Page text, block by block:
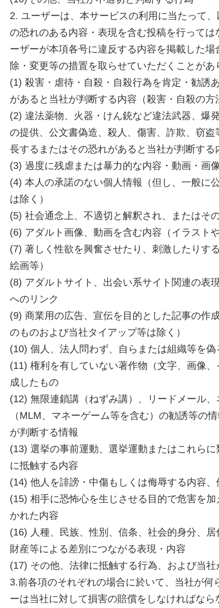
2. ユーザーは、本サービスの利用に当たって
の恐れのある内容・表現を含む投稿を行って
ーザーが本項各号に違反する内容を掲載した
除・変更等の措置を取らせていただくことがあ
(1) 殺害・虐待・自殺・自殺行為を肯定・勧誘
があると当社が判断する内容（殺害・自殺の
(2) 違法薬物、火器・けん銃など違法武器、爆
の提供、公文書偽造、殺人、傷害、詐欺、窃
長するまたはその恐れがあると当社が判断する
(3) 過度に残虐または暴力的な内容・動画・画
(4) 本人の承諾のない個人情報（但し、一般に
は除く）
(5) 社会通念上、不適切と解釈され、またはそ
(6) アダルト画像、動画を含む内容（イラスト
(7) 著しく性欲を興奮させたり、刺激したりす
絵画等）
(8) アダルトサイト、出会い系サイト関連の表
へのリンク
(9) 商業用の広告、宣伝を目的とした記事の作
のものおよび当社タイアップ等は除く）
(10) 個人、法人問わず、自らまたは組織等を偽
(11) 権利を有していない著作物（文字、画像
成したもの
(12) 無限連鎖講（ねずみ講）、リードメール
（MLM、マネーゲーム等を含む）の勧誘等の
が判断する情報
(13) 選挙の事前運動、選挙運動またはこれら
に抵触する内容
(14) 他人を誹謗・中傷もしくは侮辱する内容
(15) 相手に恐怖心を生じさせる目的で危害を
かれた内容
(16) 人種、民族、性別、信条、社会的身分、
財産等による差別につながる表現・内容
(17) その他、法律に抵触する行為、および当
3.前各項のそれぞれの場合に於いて、当社が
ーは当社に対して損害の賠償をしなければな